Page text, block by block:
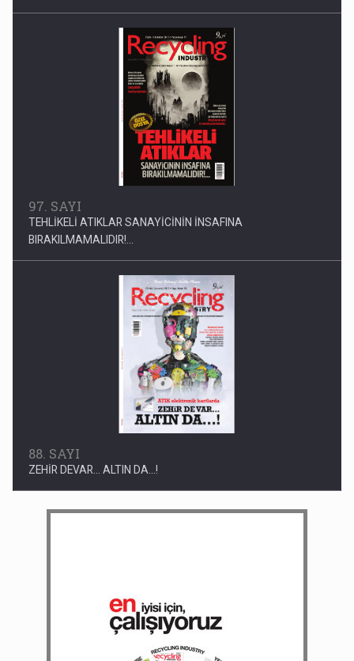
97. SAYI
TEHLİKELİ ATIKLAR SANAYİCİNİN İNSAFINA
BIRAKILMAMALIDIR!...
88. SAYI
ZEHİR DEVAR... ALTIN DA...!